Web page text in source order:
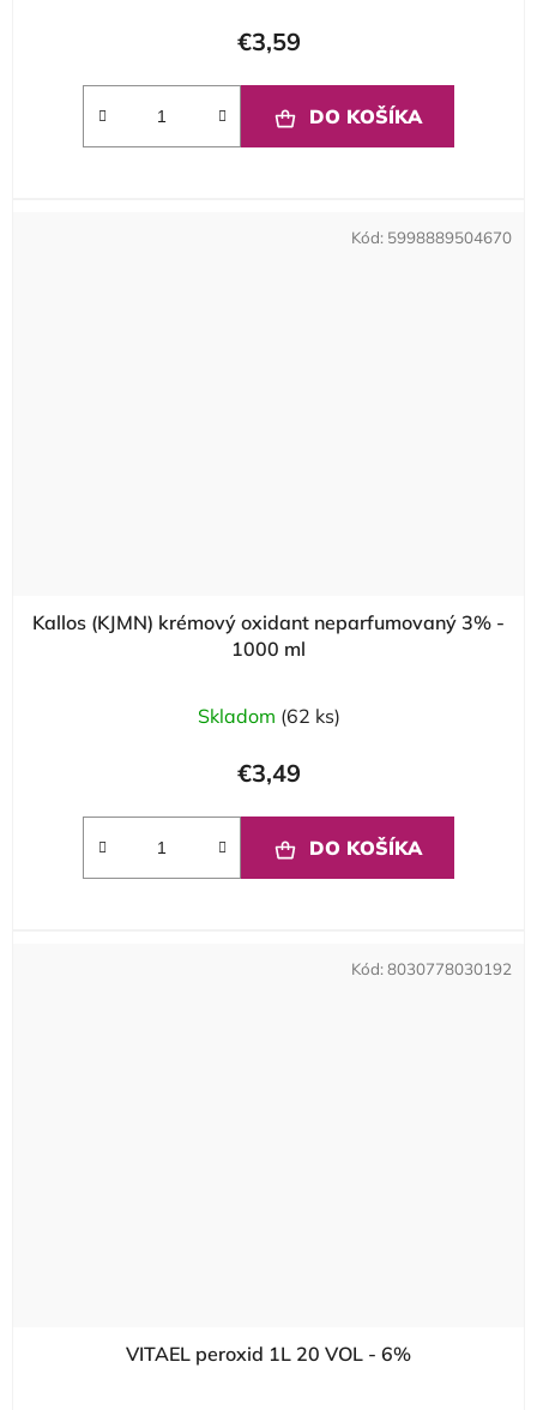
€3,59
DO KOŠÍKA
Kallos (KJMN) krémový oxidant neparfumovaný 3% -
1000 ml
Skladom (62 ks)
€3,49
DO KOŠÍKA
Kód: 5998889504670
VITAEL peroxid 1L 20 VOL - 6%
Kód: 8030778030192